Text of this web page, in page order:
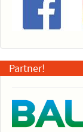
Partner!